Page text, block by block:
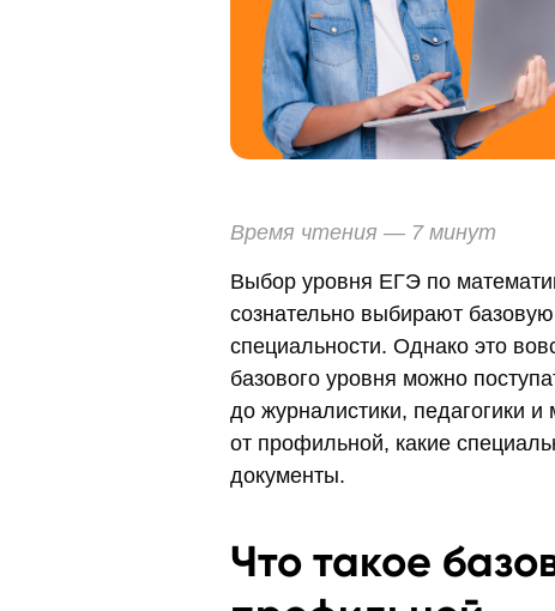
Время чтения — 7 минут
Выбор уровня ЕГЭ по
сознательно выбирают
специальности. Однако это
базового уровня можно
до журналистики, педагогики
от профильной, какие
документы.
Что такое